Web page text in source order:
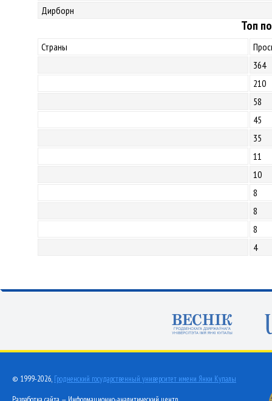
Дирборн
Топ
Страны
364
210
58
45
35
11
10
8
8
8
4
© 1999-2026, Гродненский государственный университет имени Янки Купалы